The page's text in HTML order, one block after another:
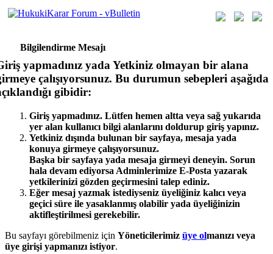
Bilgilendirme Mesajı
yapmadınız yada Yetkiniz olmayan bir alana
çalışıyorsunuz. Bu durumun sebepleri aşağıda
gibidir:
Giriş yapmadınız. Lütfen hemen altta veya sağ yukarıda
yer alan kullanıcı bilgi alanlarını doldurup giriş yapınız.
Yetkiniz dışında bulunan bir sayfaya, mesaja yada
konuya girmeye çalışıyorsunuz.
Başka bir sayfaya yada mesaja girmeyi deneyin. Sorun
hala devam ediyorsa Adminlerimize E-Posta yazarak
yetkilerinizi gözden geçirmesini talep ediniz.
Eğer mesaj yazmak istediyseniz üyeliğiniz kalıcı veya
geçici süre ile yasaklanmış olabilir yada üyeliğinizin
aktifleştirilmesi gerekebilir.
Bu sayfayı görebilmeniz için Yöneticilerimiz üye olmanızı veya
üye girişi yapmanızı istiyor.